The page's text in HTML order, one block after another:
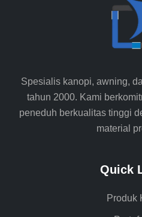
Spesialis kanopi, awning,
tahun 2000. Kami
peneduh berkualitas tinggi
material
Quick
Produk